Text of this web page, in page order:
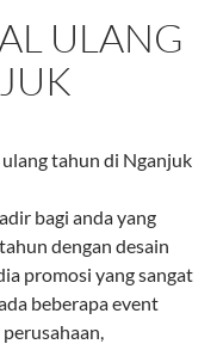
ULANG
tahun di Nganjuk
bagi anda yang
dengan desain
promosi yang sangat
beberapa event